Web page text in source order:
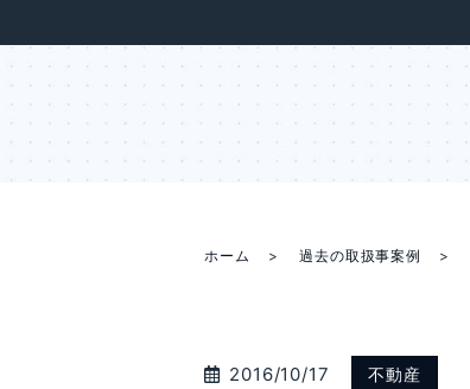
ホーム 過去の取扱事案例
2016/10/17 不動産